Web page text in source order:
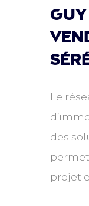
guy
Le
des
projet